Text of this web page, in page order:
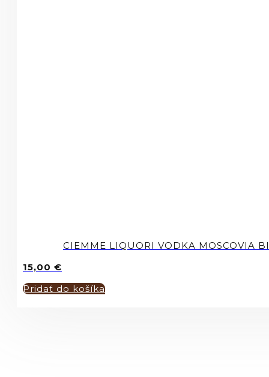
CIEMME LIQUORI VODKA MOSCOVIA
15,00 €
Pridať do košíka